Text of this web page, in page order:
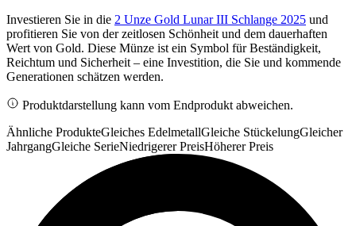
Investieren Sie in die 2 Unze Gold Lunar III Schlange 2025 und
profitieren Sie von der zeitlosen Schönheit und dem dauerhaften
Wert von Gold. Diese Münze ist ein Symbol für Beständigkeit,
Reichtum und Sicherheit – eine Investition, die Sie und kommende
Generationen schätzen werden.
Produktdarstellung kann vom Endprodukt abweichen.
Ähnliche ProdukteGleiches EdelmetallGleiche StückelungGleicher
JahrgangGleiche SerieNiedrigerer PreisHöherer Preis